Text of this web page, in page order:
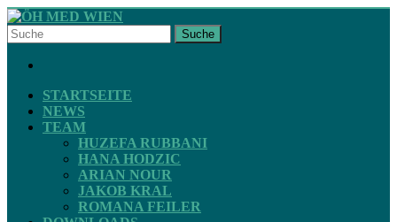
Skip
to
content
ÖH
MED
WIEN
ZAHNMEDIZIN
Suche
STARTSEITE
NEWS
TEAM
HUZEFA RUBBANI
HANA HODZIC
ARIAN NOUR
JAKOB KRAL
ROMANA FEILER